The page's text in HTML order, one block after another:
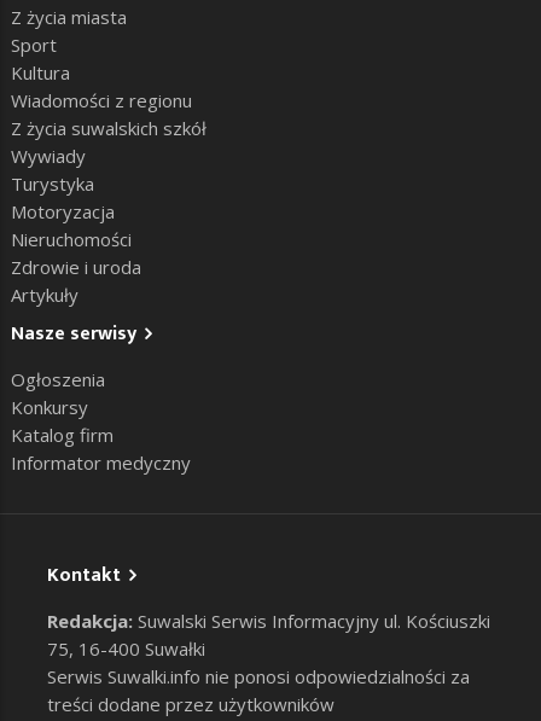
Z życia miasta
Sport
Kultura
Wiadomości z regionu
Z życia suwalskich szkół
Wywiady
Turystyka
Motoryzacja
Nieruchomości
Zdrowie i uroda
Artykuły
Nasze serwisy
Ogłoszenia
Konkursy
Katalog firm
Informator medyczny
Kontakt
Redakcja: Suwalski Serwis Informacyjny ul. Kościuszki
75, 16-400 Suwałki
Serwis Suwalki.info nie ponosi odpowiedzialności za
treści dodane przez użytkowników